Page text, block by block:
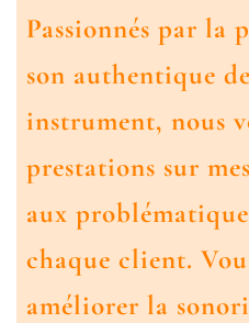
Passionnés par la
son authentique
instrument, nous
prestations sur
aux
chaque client.
améliorer la